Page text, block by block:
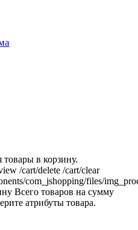
в корзину.
/cart/delete /cart/clear
com_jshopping/files/
Всего товаров на сумму
атрибуты товара.